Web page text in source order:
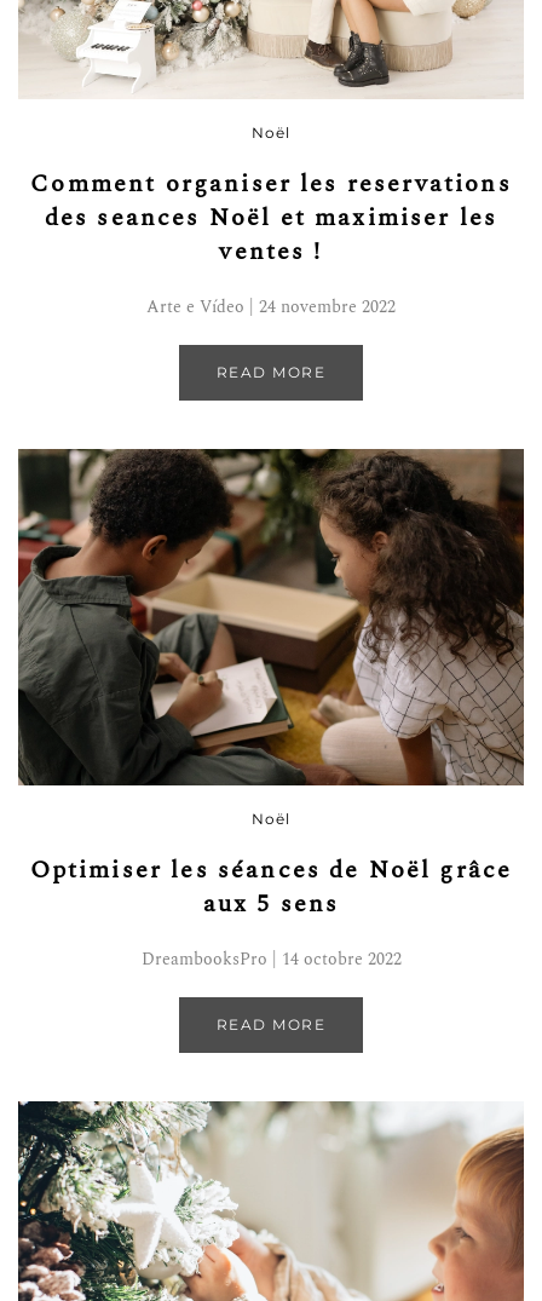
Noël
Comment organiser les reservations
des seances Noël et maximiser les
ventes !
Arte e Vídeo | 24 novembre 2022
READ MORE
Noël
Optimiser les séances de Noël grâce
aux 5 sens
DreambooksPro | 14 octobre 2022
READ MORE